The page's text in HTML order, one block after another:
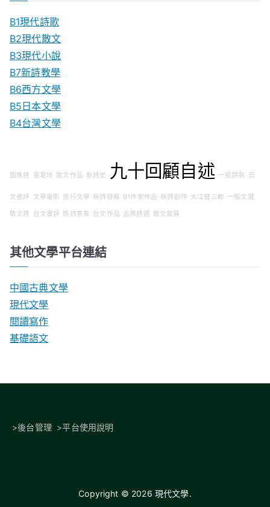
B1現代詩歌
B2現代散文
B3現代小說
B7新詩教學
B6西方文學
B5日本文學
B4台灣文學
圖像詩 張愛玲 散文作品 新詩史 九十回顧自述 一般詩歌 日
文書評 文學電影 旅行文學 新詩發展 B1作家作品 新詩創作 大江健三郎 一般文選
散文詩 台文書評 新詩意象 台文作品 古典詩選 散文發展
其他文學平台連結
中國古典文學
現代文學
閱讀寫作
基礎語文
>後台管理 >平台使用說明
Copyright © 2026 現代文學.